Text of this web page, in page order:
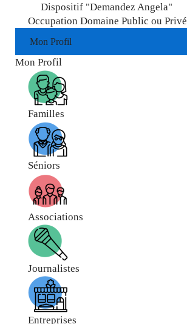
Dispositif "Demandez Angela"
Occupation Domaine Public ou Privé
Mon Profil
Mon Profil
Familles
Séniors
Associations
Journalistes
Entreprises